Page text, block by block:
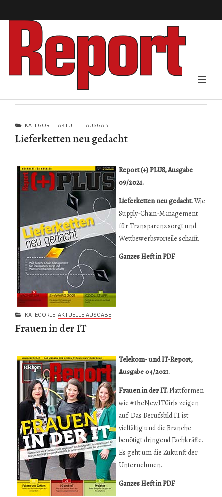
KATEGORIE: AKTUELLE AUSGABE
Lieferketten neu gedacht
Report (+) PLUS, Ausgabe
09/2021.
Lieferketten neu gedacht.Wie
Supply-Chain-Management
für Transparenz sorgt und
Wettbewerbsvorteile schafft.
Ganzes Heft in PDF
KATEGORIE: AKTUELLE AUSGABE
Frauen in der IT
Telekom- und IT-Report,
Ausgabe 04/2021.
Frauen in der IT.Plattformen
wie #TheNewITGirls zeigen
auf: Das Berufsbild IT ist
vielfältig und die Branche
benötigt dringend Fachkräfte.
Es geht um die Zukunft der
Unternehmen.
Ganzes Heft in PDF